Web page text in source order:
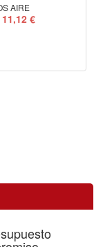
AIRE
11,12 €